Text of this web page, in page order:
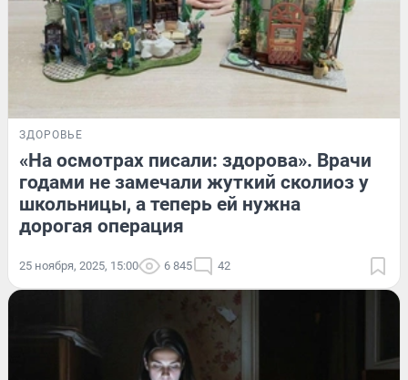
ЗДОРОВЬЕ
«На осмотрах писали: здорова». Врачи
годами не замечали жуткий сколиоз у
школьницы, а теперь ей нужна
дорогая операция
25 ноября, 2025, 15:00 6 845 42